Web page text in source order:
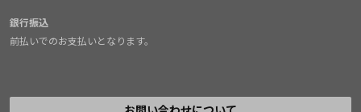
銀行振込
前払いでのお支払いとなります。